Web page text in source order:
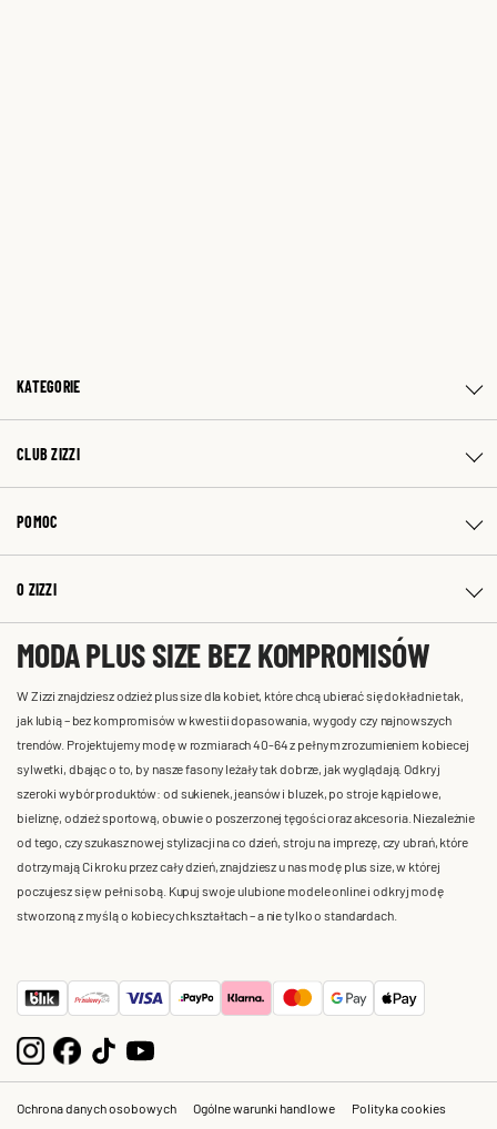
KATEGORIE
CLUB ZIZZI
POMOC
O ZIZZI
MODA PLUS SIZE BEZ KOMPROMISÓW
W Zizzi znajdziesz odzież plus size dla kobiet, które chcą ubierać się dokładnie tak,
jak lubią – bez kompromisów w kwestii dopasowania, wygody czy najnowszych
trendów. Projektujemy modę w rozmiarach 40-64 z pełnym zrozumieniem kobiecej
sylwetki, dbając o to, by nasze fasony leżały tak dobrze, jak wyglądają. Odkryj
szeroki wybór produktów: od sukienek, jeansów i bluzek, po stroje kąpielowe,
bieliznę, odzież sportową, obuwie o poszerzonej tęgości oraz akcesoria. Niezależnie
od tego, czy szukasz nowej stylizacji na co dzień, stroju na imprezę, czy ubrań, które
dotrzymają Ci kroku przez cały dzień, znajdziesz u nas modę plus size, w której
poczujesz się w pełni sobą. Kupuj swoje ulubione modele online i odkryj modę
stworzoną z myślą o kobiecych kształtach – a nie tylko o standardach.
Ochrona danych osobowych Ogólne warunki handlowe
Polityka cookies